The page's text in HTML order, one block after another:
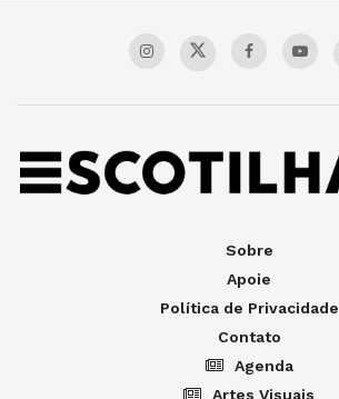
Sobre
Apoie
Política de Privacidade
Contato
Agenda
Artes Visuais